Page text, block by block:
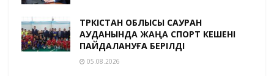
ТҮРКІСТАН ОБЛЫСЫ САУРАН
АУДАНЫНДА ЖАҢА СПОРТ КЕШЕНІ
ПАЙДАЛАНУҒА БЕРІЛДІ
05.08.2026